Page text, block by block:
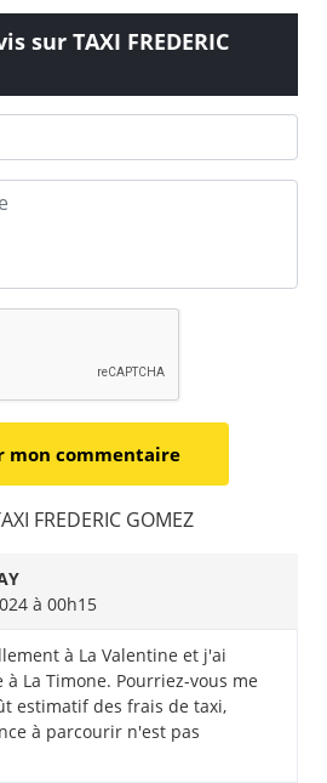
sur TAXI FREDERIC
FREDERIC GOMEZ
à 00h15
à La Valentine et j'ai
La Timone. Pourriez-vous me
estimatif des frais de taxi,
à parcourir n'est pas